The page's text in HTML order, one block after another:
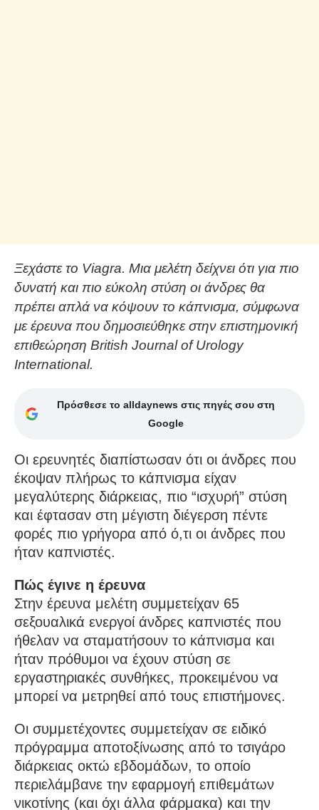
Ξεχάστε το Viagra. Μια μελέτη δείχνει ότι για πιο
δυνατή και πιο εύκολη στύση οι άνδρες θα
πρέπει απλά να κόψουν το κάπνισμα, σύμφωνα
με έρευνα που δημοσιεύθηκε στην επιστημονική
επιθεώρηση British Journal of Urology
International.
Πρόσθεσε το alldaynews στις πηγές σου στη
Google
Οι ερευνητές διαπίστωσαν ότι οι άνδρες που
έκοψαν πλήρως το κάπνισμα είχαν
μεγαλύτερης διάρκειας, πιο “ισχυρή” στύση
και έφτασαν στη μέγιστη διέγερση πέντε
φορές πιο γρήγορα από ό,τι οι άνδρες που
ήταν καπνιστές.
Πώς έγινε η έρευνα
Στην έρευνα μελέτη συμμετείχαν 65
σεξουαλικά ενεργοί άνδρες καπνιστές που
ήθελαν να σταματήσουν το κάπνισμα και
ήταν πρόθυμοι να έχουν στύση σε
εργαστηριακές συνθήκες, προκειμένου να
μπορεί να μετρηθεί από τους επιστήμονες.
Οι συμμετέχοντες συμμετείχαν σε ειδικό
πρόγραμμα αποτοξίνωσης από το τσιγάρο
διάρκειας οκτώ εβδομάδων, το οποίο
περιελάμβανε την εφαρμογή επιθεμάτων
νικοτίνης (και όχι άλλα φάρμακα) και την